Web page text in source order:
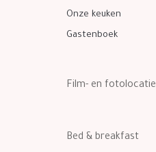
Onze keuken
Gastenboek
Film- en fotolocatie
Bed & breakfast